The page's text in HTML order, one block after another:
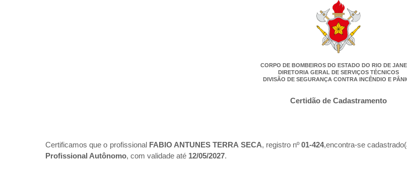
CORPO DE BOMBEIROS DO ESTADO DO RIO DE
DIRETORIA GERAL DE SERVIÇOS TÉCNICOS
DIVISÃO DE SEGURANÇA CONTRA INCÊNDIO E
Certidão de Cadastramento
Certificamos que o profissional FABIO ANTUNES TERRA SECA, registro nº01-424,encontra-se
Profissional Autônomo, com validade até 12/05/2027.